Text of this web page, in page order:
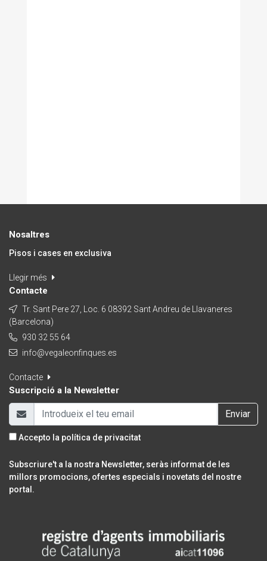
Nosaltres
Pisos i cases en exclusiva
Llegir més
Contacte
Tr. Sant Pere 27, Loc. 6 08392 Sant Andreu de Llavaneres
(Barcelona)
930 32 55 64
info@vegaleonfinques.es
Contacte
Suscripció a la Newsletter
Enviar
Accepto la política de privacitat
Subscriure't a la nostra Newsletter, seràs informat de les
millors promocions, ofertes especials i novetats del nostre
portal.